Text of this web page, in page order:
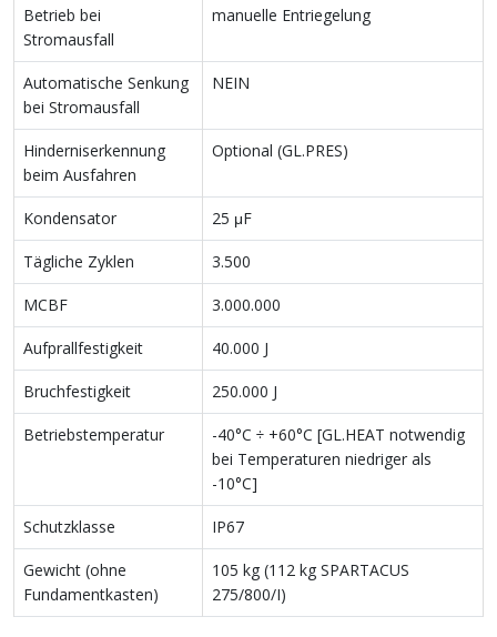
Betrieb bei
Stromausfall
manuelle Entriegelung
Automatische Senkung
bei Stromausfall
NEIN
Hinderniserkennung
beim Ausfahren
Optional (GL.PRES)
Kondensator 25 μF
Tägliche Zyklen 3.500
MCBF 3.000.000
Aufprallfestigkeit 40.000 J
Bruchfestigkeit 250.000 J
Betriebstemperatur
-40°C ÷ +60°C [GL.HEAT notwendig
bei Temperaturen niedriger als
-10°C]
Schutzklasse IP67
Gewicht (ohne
Fundamentkasten)
105 kg (112 kg SPARTACUS
275/800/I)